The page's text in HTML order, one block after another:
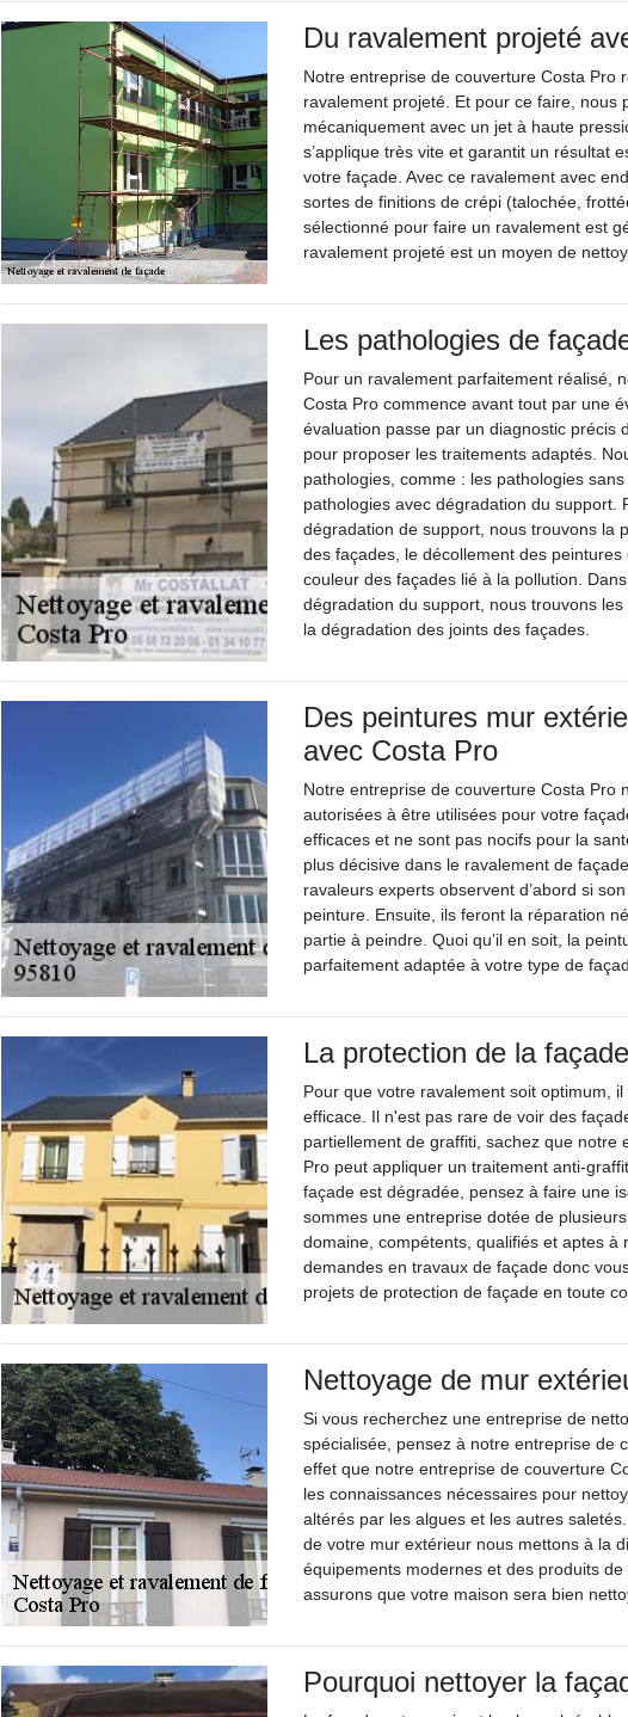
Du ravalement projeté
Notre entreprise de couverture Costa Pro
ravalement projeté. Et pour ce faire, nous
mécaniquement avec un jet à haute
s’applique très vite et garantit un résultat
votre façade. Avec ce ravalement avec
sortes de finitions de crépi (talochée,
sélectionné pour faire un ravalement est
ravalement projeté est un moyen de
Les pathologies de
Pour un ravalement parfaitement réalisé,
Costa Pro commence avant tout par une
évaluation passe par un diagnostic précis
pour proposer les traitements adaptés.
pathologies, comme : les pathologies
pathologies avec dégradation du support.
dégradation de support, nous trouvons la
des façades, le décollement des
couleur des façades lié à la pollution.
dégradation du support, nous trouvons les
la dégradation des joints des façades.
Des peintures mur
avec Costa Pro
Notre entreprise de couverture Costa Pro
autorisées à être utilisées pour votre
efficaces et ne sont pas nocifs pour la
plus décisive dans le ravalement de
ravaleurs experts observent d’abord si
peinture. Ensuite, ils feront la réparation
partie à peindre. Quoi qu’il en soit, la
parfaitement adaptée à votre type de
La protection de la
Pour que votre ravalement soit optimum,
efficace. Il n'est pas rare de voir des
partiellement de graffiti, sachez que notre
Pro peut appliquer un traitement anti-
façade est dégradée, pensez à faire une
sommes une entreprise dotée de
domaine, compétents, qualifiés et aptes à
demandes en travaux de façade donc
projets de protection de façade en toute
Nettoyage de mur
Si vous recherchez une entreprise de
spécialisée, pensez à notre entreprise de
effet que notre entreprise de couverture
les connaissances nécessaires pour
altérés par les algues et les autres
de votre mur extérieur nous mettons à la
équipements modernes et des produits
assurons que votre maison sera bien
Pourquoi nettoyer la